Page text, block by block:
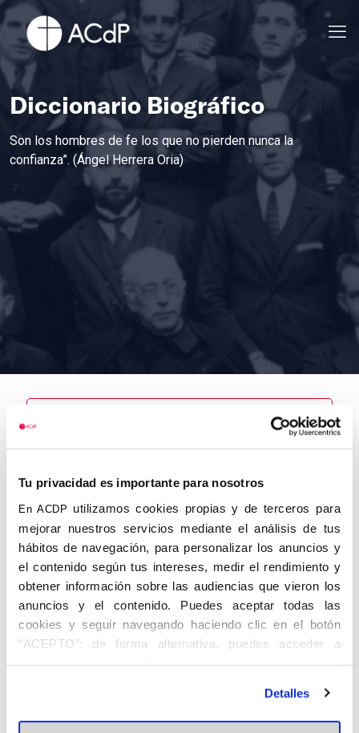
Tu privacidad es importante para nosotros
En ACDP utilizamos cookies propias y de terceros para
mejorar nuestros servicios mediante el análisis de tus
hábitos de navegación, para personalizar los anuncios y
el contenido según tus intereses, medir el rendimiento y
obtener información sobre las audiencias que vieron los
anuncios y el contenido. Puedes aceptar todas las
cookies y seguir navegando haciendo clic en el botón
“ACEPTO”; de forma alternativa, puedes acceder a
información más detallada y cambiar tus preferencias
en el botón "Personalizar". Para más información puedes
visitar nuestra Política de Cookies
Detalles
Diccionario Biográfico
Son los hombres de fe los que no pierden nunca la
confianza”. (Ángel Herrera Oria)
Giner Claquer,
Santiago
Autor
Centro de
adscripción
Fecha de
nacimiento
23/11/1914
Lugar de
Fecha de
defunción
Lugar de
defunción